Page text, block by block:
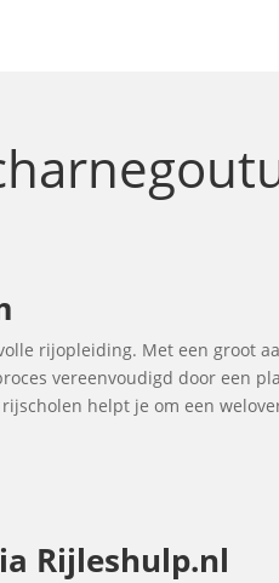
rijopleiding. Met een groot
vereenvoudigd door een
helpt je om een
Rijleshulp.nl